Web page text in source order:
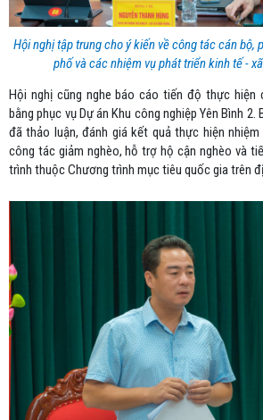
Hội nghị tập trung cho ý kiến về công tác cán bộ,
phố và các nhiệm vụ phát triển kinh tế -
Hội nghị cũng nghe báo cáo tiến độ thực hiện
bằng phục vụ Dự án Khu công nghiệp Yên Bình
đã thảo luận, đánh giá kết quả thực hiện
công tác giảm nghèo, hỗ trợ hộ cận nghèo và
trình thuộc Chương trình mục tiêu quốc gia trên